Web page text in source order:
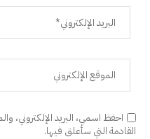
احفظ اسمي، البريد الإلكتروني،
القادمة التي سأعلق فيها.